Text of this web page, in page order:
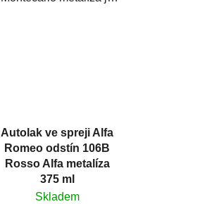
Autolak ve spreji Alfa
Romeo odstín 106B
Rosso Alfa metalíza
375 ml
Skladem